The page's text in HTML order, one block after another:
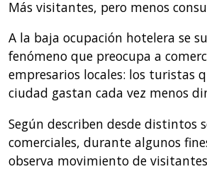
Más visitantes, pero menos
A la baja ocupación hotelera se
fenómeno que preocupa a
empresarios locales: los turistas
ciudad gastan cada vez menos
Según describen desde distintos
comerciales, durante algunos
observa movimiento de